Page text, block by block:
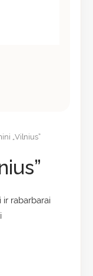
„Vilnius”
ir rabarbarai